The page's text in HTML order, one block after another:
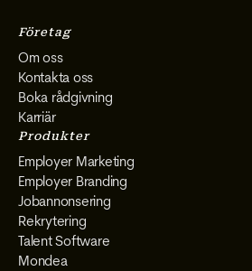
Företag
Om oss
Kontakta oss
Boka rådgivning
Karriär
Produkter
Employer Marketing
Employer Branding
Jobannonsering
Rekrytering
Talent Software
Mondea